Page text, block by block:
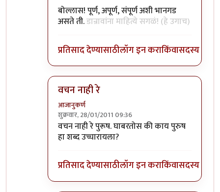
बोल्लास! पूर्ण, अपूर्ण, संपूर्ण अशी भानगड
असते ती.डान्रावांना माहित्ये सगळं! (हे उगाच)
प्रतिसाद देण्यासाठीलॉग इन कराकिंवासदस्य व्हा
वचन नाही रे
आजानुकर्ण
शुक्रवार, 28/01/2011 09:36
In reply toदोन्ही बरोबर असावं असं वाटतं.
वचन नाही रे पुरूष. घाबरतोस की काय पुरुष
हा शब्द उच्चारायला?
प्रतिसाद देण्यासाठीलॉग इन कराकिंवासदस्य व्हा